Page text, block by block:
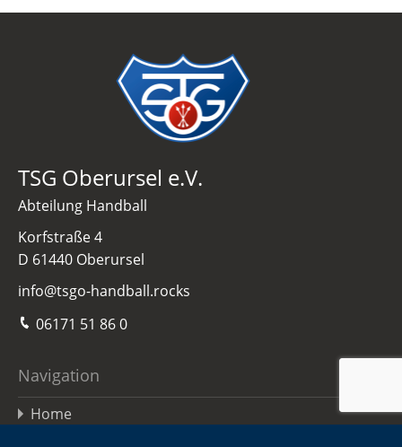
TSG Oberursel e.V.
Abteilung Handball
Korfstraße 4
D 61440 Oberursel
info@tsgo-handball.rocks
06171 51 86 0
Navigation
Home